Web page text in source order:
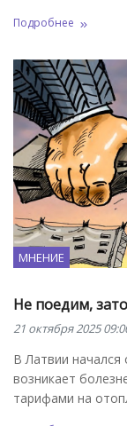
Подробнее
МНЕНИЕ
Не поедим,
21 октября 2025
В Латвии начался
возникает
тарифами на